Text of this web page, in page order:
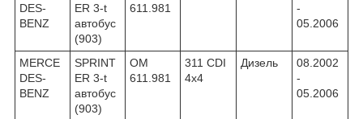
DES-
BENZ
ER 3-t
автобус
(903)
611.981
-
05.2006
MERCE
DES-
BENZ
SPRINT
ER 3-t
автобус
(903)
OM
611.981
311 CDI
4x4
Дизель
08.2002
-
05.2006